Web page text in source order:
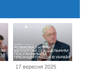
17 вересня 2025